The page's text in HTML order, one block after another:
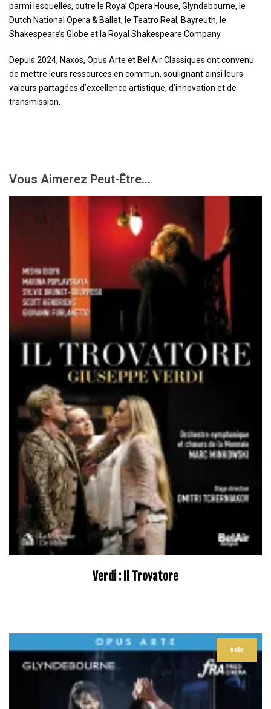
parmi lesquelles, outre le Royal Opera House, Glyndebourne, le
Dutch National Opera & Ballet, le Teatro Real, Bayreuth, le
Shakespeare’s Globe et la Royal Shakespeare Company.
Depuis 2024, Naxos, Opus Arte et Bel Air Classiques ont convenu
de mettre leurs ressources en commun, soulignant ainsi leurs
valeurs partagées d’excellence artistique, d’innovation et de
transmission.
Vous Aimerez Peut-Être...
Verdi : Il Trovatore
sale